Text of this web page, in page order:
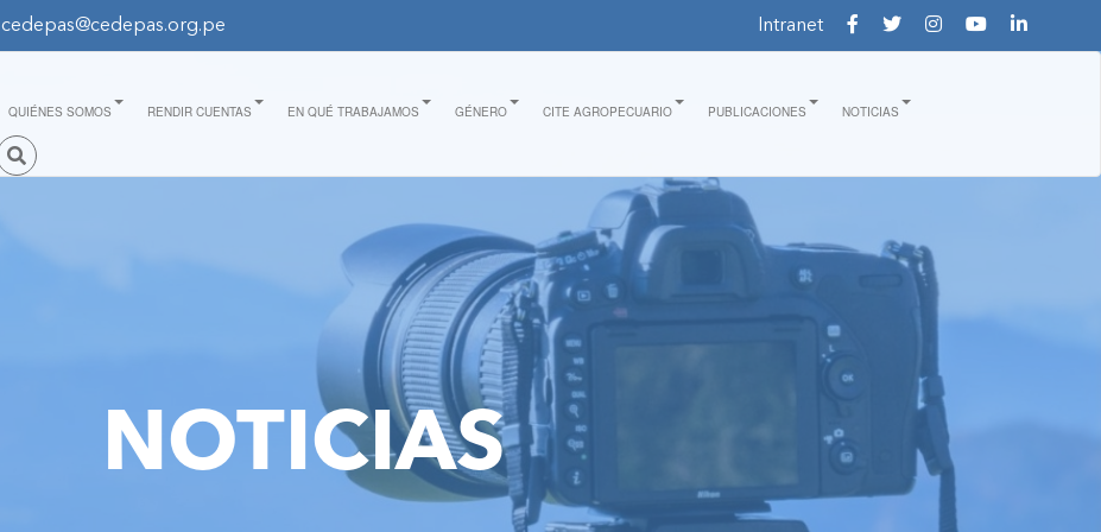
cedepas@cedepas.org.pe Intranet
QUIÉNES SOMOS RENDIR CUENTAS EN QUÉ TRABAJAMOS GÉNERO CITE AGROPECUARIO PUBLICACIONES NOTICIAS
NOTICIAS